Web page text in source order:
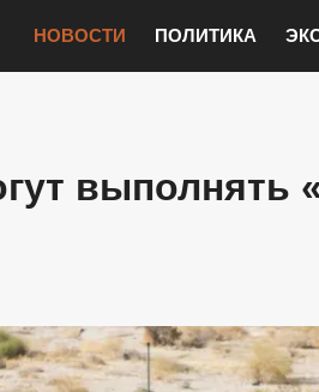
НОВОСТИ ПОЛИТИКА
выполнять